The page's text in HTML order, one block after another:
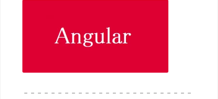
－－－－－－－－－－－－－－－－－－－－－－－－－